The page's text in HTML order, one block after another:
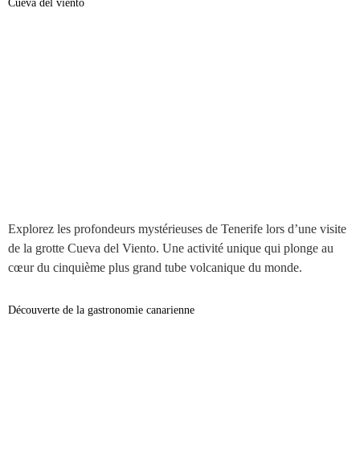
Cueva del viento
Explorez les profondeurs mystérieuses de Tenerife lors d’une visite
de la grotte Cueva del Viento. Une activité unique qui plonge au
cœur du cinquième plus grand tube volcanique du monde.
Découverte de la gastronomie canarienne